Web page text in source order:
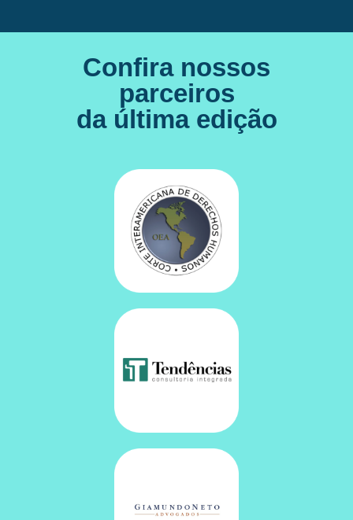
Confira nossos
parceiros
da última edição